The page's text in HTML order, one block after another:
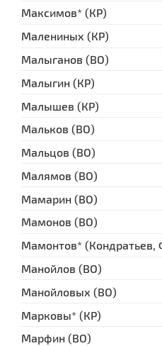
Максимов* (КР)
Малениных (КР)
Малыганов (ВО)
Малыгин (КР)
Малышев (КР)
Мальков (ВО)
Мальцов (ВО)
Малямов (ВО)
Мамарин (ВО)
Мамонов (ВО)
Мамонтов* (Кондратьев,
Манойлов (ВО)
Манойловых (ВО)
Марковы* (КР)
Марфин (ВО)